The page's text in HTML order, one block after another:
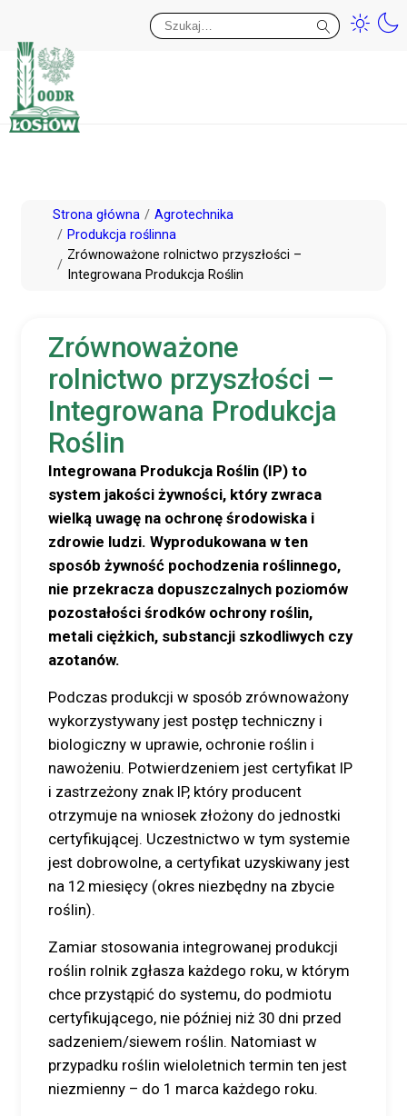
PrzejdźStrona główna
Agrotechnika
Produkcja roślinna
Zrównoważone rolnictwo przyszłości –
Integrowana Produkcja Roślin
Zrównoważone
rolnictwo przyszłości –
Integrowana Produkcja
Roślin
Integrowana Produkcja Roślin (IP) to
system jakości żywności, który zwraca
wielką uwagę na ochronę środowiska i
zdrowie ludzi. Wyprodukowana w ten
sposób żywność pochodzenia roślinnego,
nie przekracza dopuszczalnych poziomów
pozostałości środków ochrony roślin,
metali ciężkich, substancji szkodliwych czy
azotanów.
Podczas produkcji w sposób zrównoważony
wykorzystywany jest postęp techniczny i
biologiczny w uprawie, ochronie roślin i
nawożeniu. Potwierdzeniem jest certyfikat IP
i zastrzeżony znak IP, który producent
otrzymuje na wniosek złożony do jednostki
certyfikującej. Uczestnictwo w tym systemie
jest dobrowolne, a certyfikat uzyskiwany jest
na 12 miesięcy (okres niezbędny na zbycie
roślin).
Zamiar stosowania integrowanej produkcji
roślin rolnik zgłasza każdego roku, w którym
chce przystąpić do systemu, do podmiotu
certyfikującego, nie później niż 30 dni przed
sadzeniem/siewem roślin. Natomiast w
przypadku roślin wieloletnich termin ten jest
niezmienny – do 1 marca każdego roku.